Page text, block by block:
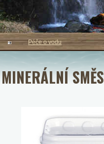
Péče o vodu
MINERÁLNÍ